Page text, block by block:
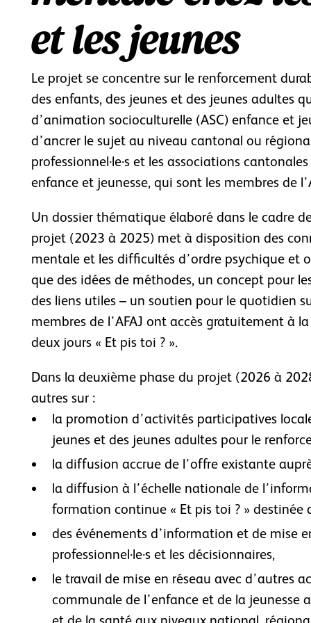
et les jeunes
Le projet se concentre sur le renforcement
des enfants, des jeunes et des jeunes adultes
d’animation socioculturelle (ASC) enfance et
d’ancrer le sujet au niveau cantonal ou
professionnel·le·s et les associations
enfance et jeunesse, qui sont les membres de
Un dossier thématique élaboré dans le cadre
projet (2023 à 2025) met à disposition des
mentale et les difficultés d’ordre psychique et
que des idées de méthodes, un concept pour
des liens utiles – un soutien pour le quotidien
membres de l’AFAJ ont accès gratuitement à
deux jours « Et pis toi ? ».
Dans la deuxième phase du projet (2026 à
autres sur :
la promotion d’activités participatives
jeunes et des jeunes adultes pour le
la diffusion accrue de l’offre existante
la diffusion à l’échelle nationale de
formation continue « Et pis toi ? » destinée
des événements d’information et de mise
professionnel·le·s et les décisionnaires,
le travail de mise en réseau avec d’autres
communale de l’enfance et de la jeunesse